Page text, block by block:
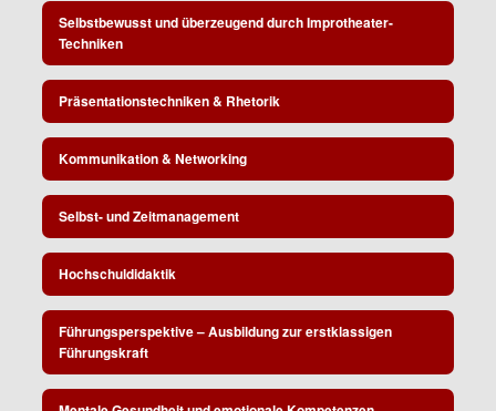
Selbstbewusst und überzeugend durch Improtheater-
Techniken
Präsentationstechniken & Rhetorik
Kommunikation & Networking
Selbst- und Zeitmanagement
Hochschuldidaktik
Führungsperspektive – Ausbildung zur erstklassigen
Führungskraft